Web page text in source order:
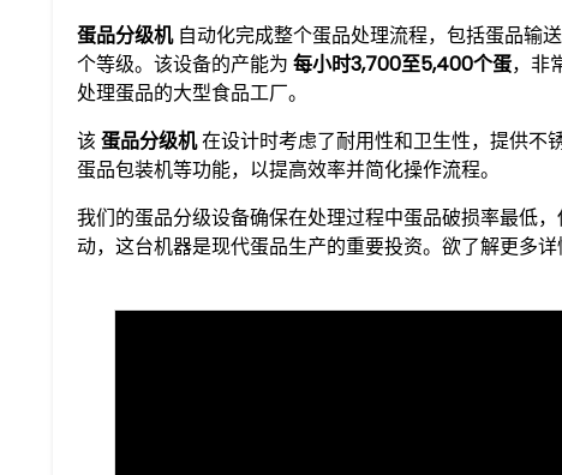
蛋品分级机自动化完成整个蛋品处理流程，包括蛋品输
个等级。该设备的产能为 每小时3,700至5,400个蛋，非
处理蛋品的大型食品工厂。
该 蛋品分级机在设计时考虑了耐用性和卫生性，提供不
蛋品包装机等功能，以提高效率并简化操作流程。
我们的蛋品分级设备确保在处理过程中蛋品破损率最低
动，这台机器是现代蛋品生产的重要投资。欲了解更多